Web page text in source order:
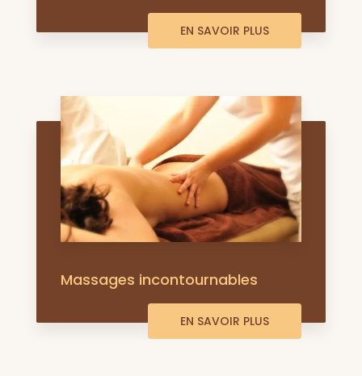
EN SAVOIR PLUS
Massages incontournables
EN SAVOIR PLUS